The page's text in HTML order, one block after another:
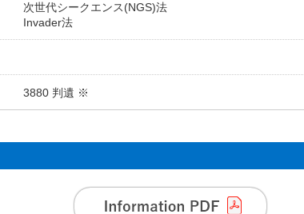
次世代シークエンス(NGS)法
Invader法
3880 判遺 ※